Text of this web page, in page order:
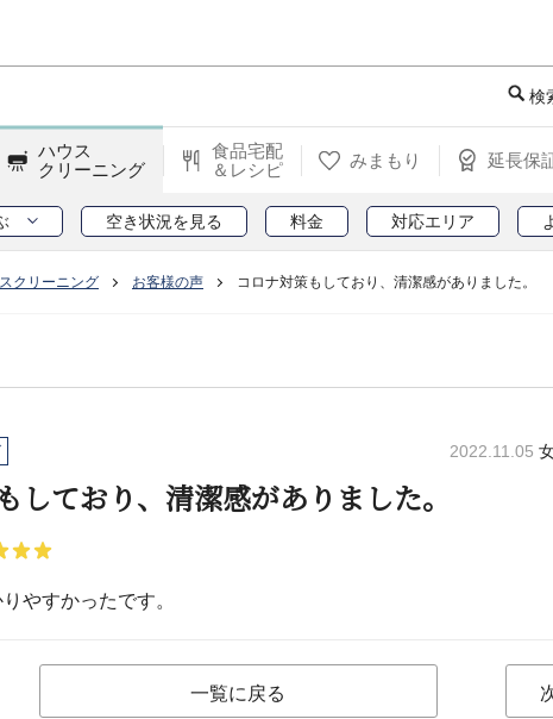
検
ハウス
クリーニング
食品宅配
＆レシピ
みまもり 延長保
空き状況を見る 料金 対応エリア
クリーニング お客様の声 コロナ対策もしており、清潔感がありました。
2022.11.05
しており、清潔感がありました。
やすかったです。
一覧に戻る